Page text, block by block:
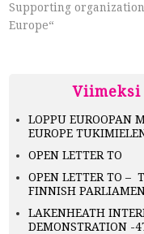
Supporting
Europe“
LOPPU EUROOPAN
EUROPE
OPEN LETTER TO
OPEN LETTER TO –
FINNISH
LAKENHEATH
DEMONSTRATION -